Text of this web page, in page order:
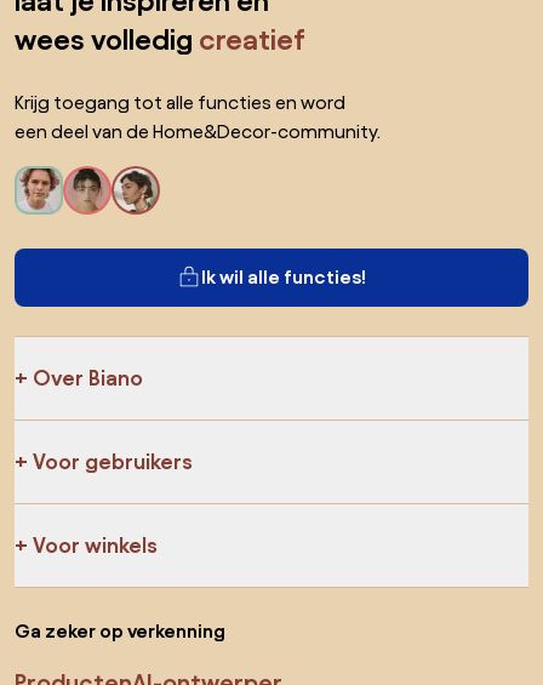
wees volledig creatief
Krijg toegang tot alle functies en word
een deel van de Home&Decor-community.
Ik wil alle functies!
Over Biano
Voor gebruikers
Voor winkels
Ga zeker op verkenning